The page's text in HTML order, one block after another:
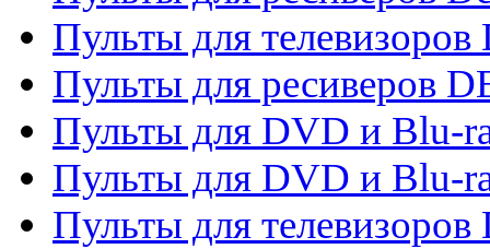
Пульты для телевизоров
Пульты для ресиверов
Пульты для DVD и Blu-
Пульты для DVD и Blu-
Пульты для